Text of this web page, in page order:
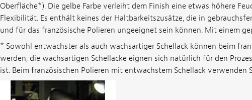
Oberfläche*). Die gelbe Farbe verleiht dem Finish eine etwas höhere
Flexibilität. Es enthält keines der Haltbarkeitszusätze, die in
und für das französische Polieren ungeeignet sein können. Mit einem
* Sowohl entwachster als auch wachsartiger Schellack können beim
werden; die wachsartigen Schellacke eignen sich natürlich für den
ist. Beim französischen Polieren mit entwachstem Schellack verwenden